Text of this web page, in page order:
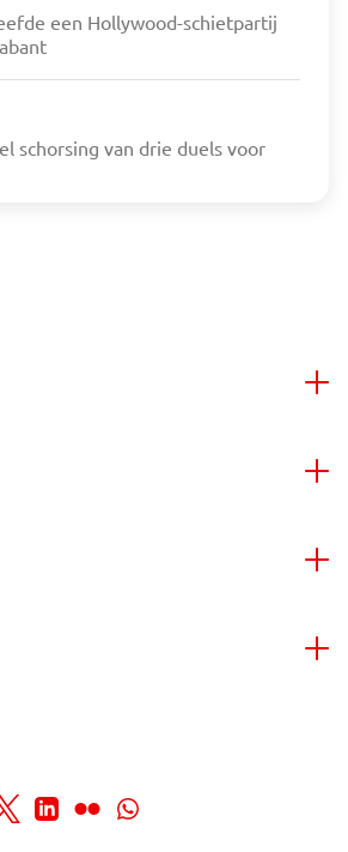
een Hollywood-schietpartij
schorsing van drie duels voor